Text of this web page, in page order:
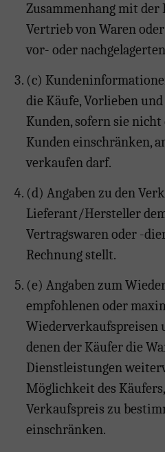
Zusammenhang mit
Vertrieb von Waren
vor- oder
(c)
die Käufe, Vorlieben
Kunden, sofern sie nicht
Kunden einschränken,
verkaufen darf.
(d) Angaben zu den
Lieferant/Hersteller
Vertragswaren oder -
Rechnung stellt.
(e) Angaben zum
empfohlenen oder
Wiederverkaufspreisen
denen der Käufer die
Dienstleistungen
Möglichkeit des
Verkaufspreis zu
einschränken.